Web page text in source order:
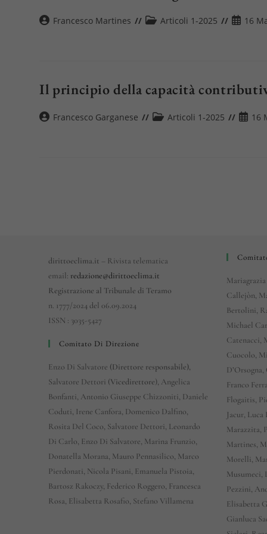
AutoreFrancesco Martines
Categoria
Articoli 1-2025
Articolo
16
Il principio della capacità
AutoreFrancesco Garganese
Categoria
Articoli 1-2025 16
dirittoeclima.it – Rivista telematica
email: redazione@dirittoeclima.it
Registrazione al Tribunale di Teramo
n. 1777/2024 del 06.09.2024
ISSN : 3035-5427
Comitato Di Direzione
Enzo Di Salvatore (Direttore responsabile),
Salvatore Dettori (Vicedirettore), Angelica
Bonfanti, Antonio Giuseppe Chizzoniti, Daniele
Coduti, Irene Canfora, Domenico Dalfino,
Rosita Del Coco, Salvatore Dettori, Leonardo
Di Carlo, Enzo Di Salvatore, Marina Frunzio,
Donatella Morana, Mauro Pennasilico, Marco
Pierdonati, Nicola Pisani, Emanuela Pistoia,
Bartosz Rakoczy, Federico Roggero, Francesca
Rosa, Elisabetta Rosafio, Stefano Villamena
Callejòn,
Bertolini,
Michael
Catenacci,
Cuocolo,
Franco
Flogaitis,
Jacur,
Marazzita,
Martines,
Morelli,
Musumeci,
Pezzini,
Elisabetta
Gianluca